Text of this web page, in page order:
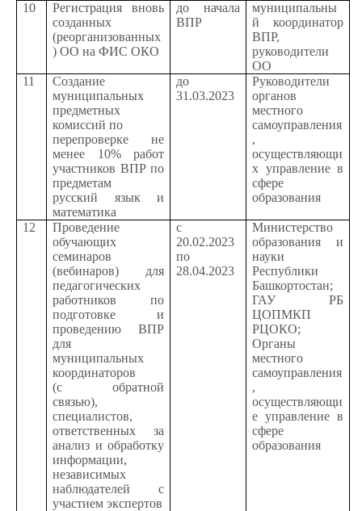
10
Регистрация вновь
созданных
(реорганизованных
) ОО на ФИС ОКО
до начала
ВПР
муниципальны
й координатор
ВПР,
руководители
ОО
11
Создание
муниципальных
предметных
комиссий по
перепроверке не
менее 10% работ
участников ВПР по
предметам
русский язык и
математика
до
31.03.2023
Руководители
органов
местного
самоуправления
,
осуществляющи
х управление в
сфере
образования
12
Проведение
обучающих
семинаров
(вебинаров) для
педагогических
работников по
подготовке и
проведению ВПР
для
муниципальных
координаторов
(с обратной
связью),
специалистов,
ответственных за
анализ и обработку
информации,
независимых
наблюдателей с
участием экспертов
с
20.02.2023
по
28.04.2023
Министерство
образования и
науки
Республики
Башкортостан;
ГАУ РБ
ЦОПМКП
РЦОКО;
Органы
местного
самоуправления
,
осуществляющи
е управление в
сфере
образования